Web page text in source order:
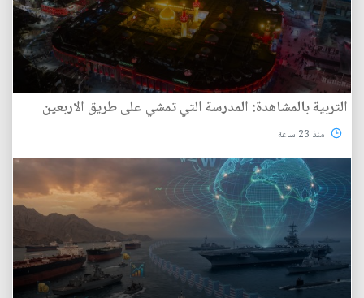
التربية بالمشاهدة: المدرسة التي تمشي على طريق الاربعين
منذ 23 ساعة